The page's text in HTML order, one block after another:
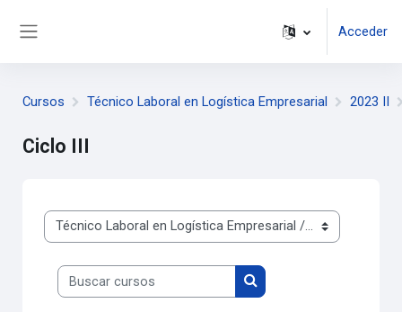
Acceder
Cursos Técnico Laboral en Logística Empresarial 2023 II
Ciclo III
Categorías
Buscar cursos
Buscar cursos